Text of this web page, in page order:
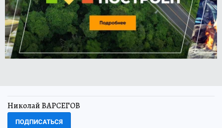
Николай ВАРСЕГОВ
ПОДПИСАТЬСЯ